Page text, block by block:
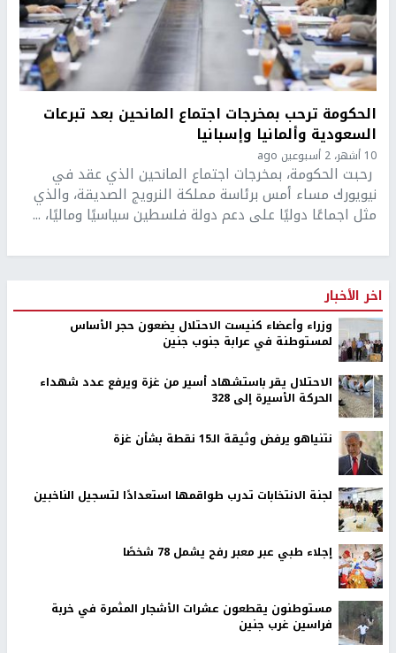
الحكومة ترحب بمخرجات اجتماع المانحين بعد تبرعات
السعودية وألمانيا وإسبانيا
10 أشهر، 2 أسبوعين ago
رحبت الحكومة، بمخرجات اجتماع المانحين الذي عقد في
نيويورك مساء أمس برئاسة مملكة النرويج الصديقة، والذي
مثل اجماعًا دوليًا على دعم دولة فلسطين سياسيًا وماليًا، ...
اخر الأخبار
وزراء وأعضاء كنيست الاحتلال يضعون حجر الأساس
لمستوطنة في عرابة جنوب جنين
الاحتلال يقر باستشهاد أسير من غزة ويرفع عدد شهداء
الحركة الأسيرة إلى 328
نتنياهو يرفض وثيقة الـ15 نقطة بشأن غزة
لجنة الانتخابات تدرب طواقمها استعدادًا لتسجيل الناخبين
إجلاء طبي عبر معبر رفح يشمل 78 شخصًا
مستوطنون يقطعون عشرات الأشجار المثمرة في خربة
فراسين غرب جنين